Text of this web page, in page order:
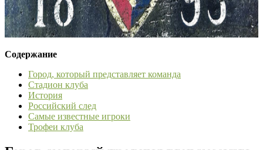
Содержание
Город, который представляет команда
Стадион клуба
История
Российский след
Самые известные игроки
Трофеи клуба